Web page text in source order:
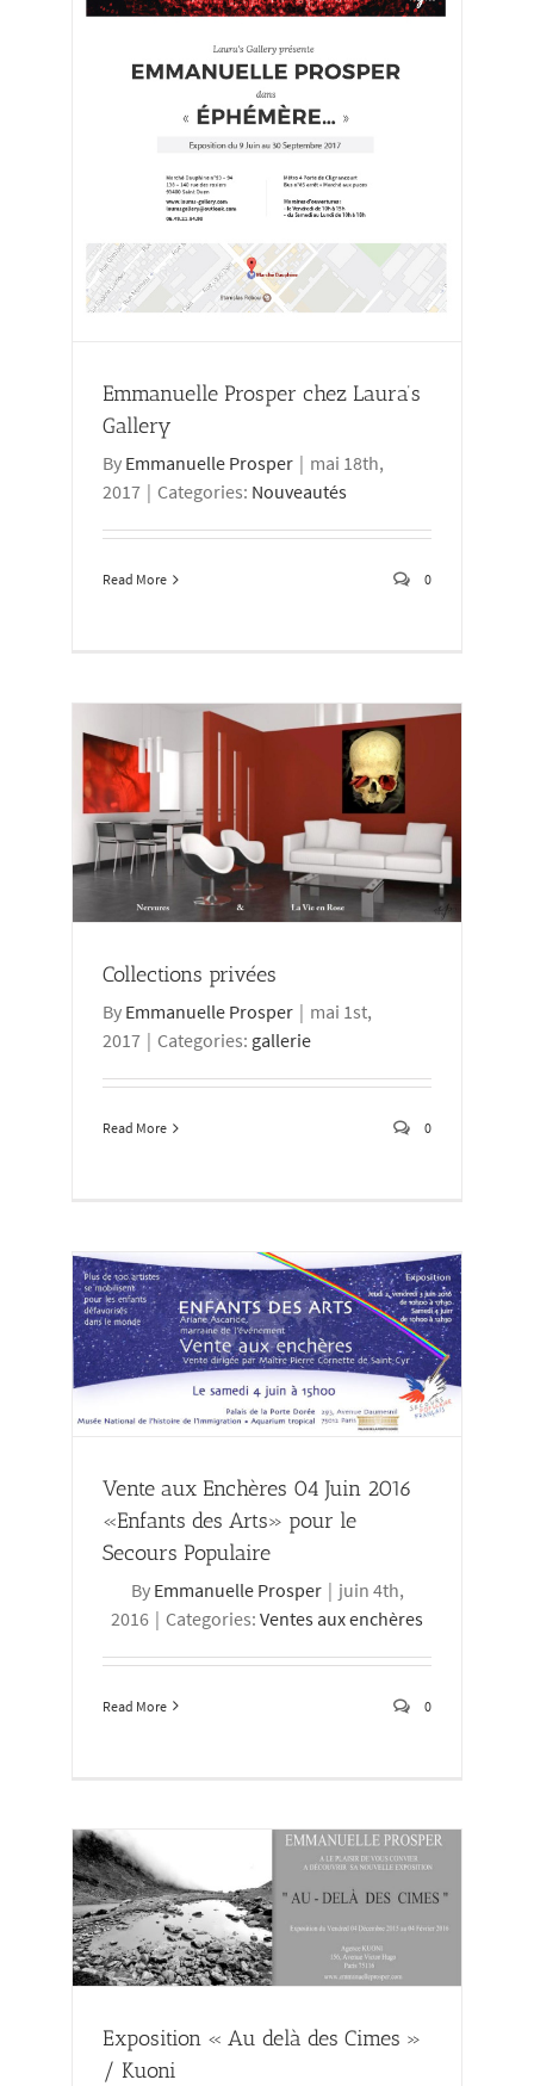
Emmanuelle Prosper chez Laura’s
Gallery
By Emmanuelle Prosper | mai 18th,
2017 | Categories: Nouveautés
Read More 0
Collections privées
By Emmanuelle Prosper | mai 1st,
2017 | Categories: gallerie
Read More 0
Vente aux Enchères 04 Juin 2016
«Enfants des Arts» pour le
Secours Populaire
By Emmanuelle Prosper | juin 4th,
2016 | Categories: Ventes aux enchères
Read More 0
Exposition « Au delà des Cimes »
/ Kuoni